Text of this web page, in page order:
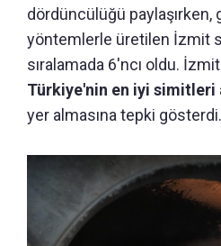
dördüncülüğü paylaşırken,
yöntemlerle üretilen İzmit
sıralamada 6'ncı oldu.
Türkiye'nin en iyi simitleri
yer almasına tepki gösterdi.